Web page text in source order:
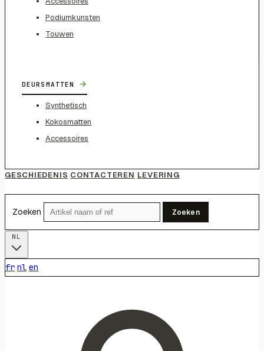
Podiumkunsten
Touwen
DEURSMATTEN →
Synthetisch
Kokosmatten
Accessoires
GESCHIEDENIS CONTACTEREN LEVERING
Zoeken Zoeken
fr nl en